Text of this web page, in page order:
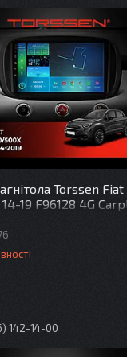
Torssen Fiat
19 F96128 4G
142-14-00